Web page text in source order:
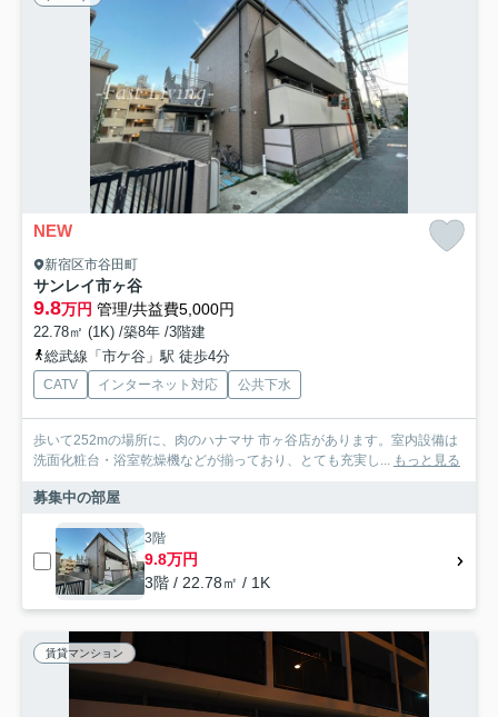
NEW
新宿区市谷田町
サンレイ市ヶ谷
9.8万円 管理/共益費5,000円
22.78㎡ (1K) /築8年 /3階建
総武線「市ケ谷」駅 徒歩4分
CATV インターネット対応 公共下水
歩いて252mの場所に、肉のハナマサ 市ヶ谷店があります。室内設備は
洗面化粧台・浴室乾燥機などが揃っており、とても充実し... もっと見る
募集中の部屋
3階
9.8万円
3階 / 22.78㎡ / 1K
賃貸マンション